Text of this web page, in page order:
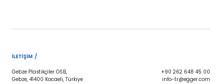
İLETIŞIM /
Gebze Plastikçiler OSB,
Gebze, 41400 Kocaeli, Türkiye
+90 262 648 45 00
info-tr@egger.com